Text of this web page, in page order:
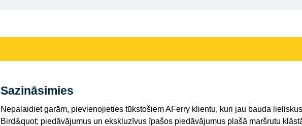
Sazināsimies
Nepalaidiet garām, pievienojieties tūkstošiem AFerry klientu, kuri jau bauda
Bird&quot; piedāvājumus un ekskluzīvus īpašos piedāvājumus plašā maršrutu